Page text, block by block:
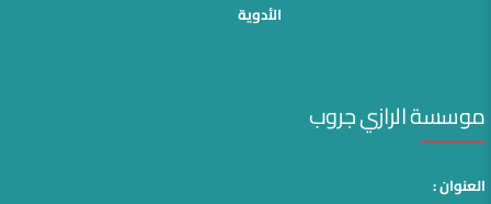
الأدوية
موسسة الرازي جروب
العنوان :